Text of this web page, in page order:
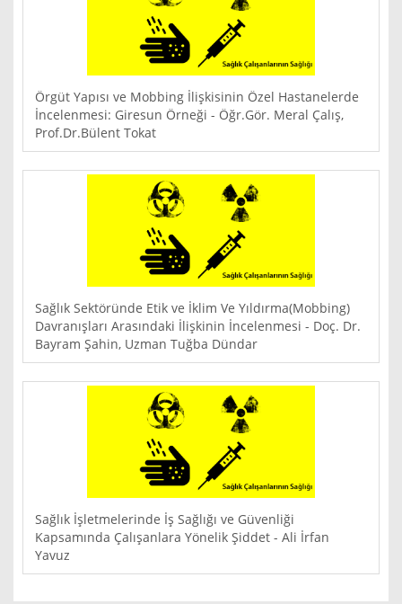
Örgüt Yapısı ve Mobbing İlişkisinin Özel Hastanelerde
İncelenmesi: Giresun Örneği - Öğr.Gör. Meral Çalış,
Prof.Dr.Bülent Tokat
Sağlık Sektöründe Etik ve İklim Ve Yıldırma(Mobbing)
Davranışları Arasındaki İlişkinin İncelenmesi - Doç. Dr.
Bayram Şahin, Uzman Tuğba Dündar
Sağlık İşletmelerinde İş Sağlığı ve Güvenliği
Kapsamında Çalışanlara Yönelik Şiddet - Ali İrfan
Yavuz